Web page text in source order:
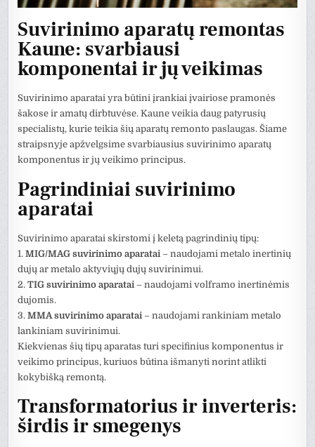
Suvirinimo aparatų remontas
Kaune: svarbiausi
komponentai ir jų veikimas
Suvirinimo aparatai yra būtini įrankiai įvairiose pramonės
šakose ir amatų dirbtuvėse. Kaune veikia daug patyrusių
specialistų, kurie teikia šių aparatų remonto paslaugas. Šiame
straipsnyje apžvelgsime svarbiausius suvirinimo aparatų
komponentus ir jų veikimo principus.
Pagrindiniai suvirinimo
aparatai
Suvirinimo aparatai skirstomi į keletą pagrindinių tipų:
1.MIG/MAG suvirinimo aparatai – naudojami metalo inertinių
dujų ar metalo aktyviųjų dujų suvirinimui.
2.TIG suvirinimo aparatai – naudojami volframo inertinėmis
dujomis.
3.MMA suvirinimo aparatai – naudojami rankiniam metalo
lankiniam suvirinimui.
Kiekvienas šių tipų aparatas turi specifinius komponentus ir
veikimo principus, kuriuos būtina išmanyti norint atlikti
kokybišką remontą.
Transformatorius ir inverteris:
širdis ir smegenys